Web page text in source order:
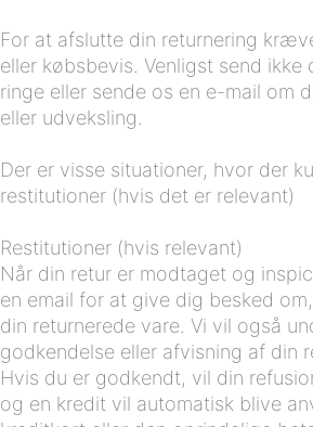
For at afslutte din returnering
eller købsbevis. Venligst send ikke
ringe eller sende os en e-mail om
eller udveksling.
Der er visse situationer, hvor der
restitutioner (hvis det er relevant)
Restitutioner (hvis relevant)
Når din retur er modtaget og
en email for at give dig besked
din returnerede vare. Vi vil også
godkendelse eller afvisning af din
Hvis du er godkendt, vil din
og en kredit vil automatisk blive